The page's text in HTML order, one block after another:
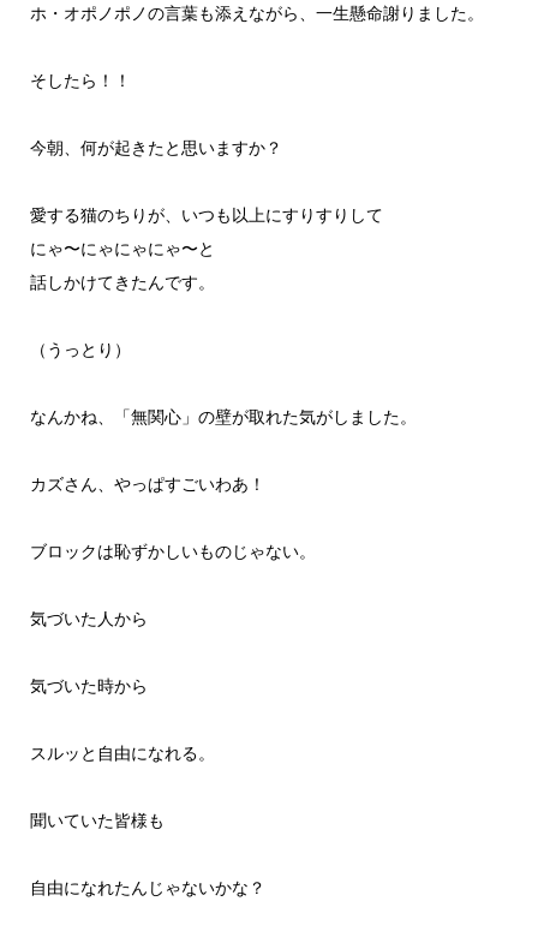
ホ・オポノポノの言葉も添えながら、一生懸命謝りました。
そしたら！！
今朝、何が起きたと思いますか？
愛する猫のちりが、いつも以上にすりすりして
にゃ〜にゃにゃにゃ〜と
話しかけてきたんです。
（うっとり）
なんかね、「無関心」の壁が取れた気がしました。
カズさん、やっぱすごいわあ！
ブロックは恥ずかしいものじゃない。
気づいた人から
気づいた時から
スルッと自由になれる。
聞いていた皆様も
自由になれたんじゃないかな？